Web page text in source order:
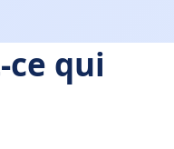
ce qui